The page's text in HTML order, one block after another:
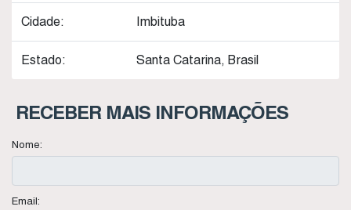
Cidade: Imbituba
Estado: Santa Catarina, Brasil
RECEBER MAIS INFORMAÇÕES
Nome:
Email: